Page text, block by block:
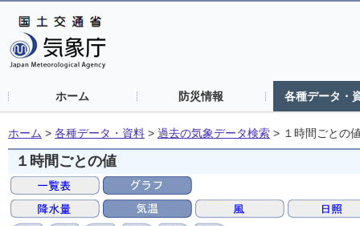
ホーム 防災情報 各種データ・
ホーム > 各種データ・資料 > 過去の気象データ検索 > １時間ごとの
１時間ごとの値